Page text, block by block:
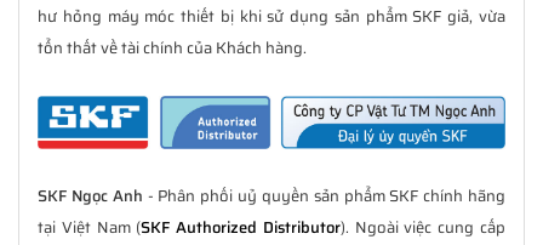
hư hỏng máy móc thiết bị khi sử dụng sản phẩm SKF giả, vừa
tổn thất về tài chính của Khách hàng.
SKF Ngọc Anh - Phân phối uỷ quyền sản phẩm SKF chính hãng
tại Việt Nam (SKF Authorized Distributor). Ngoài việc cung cấp